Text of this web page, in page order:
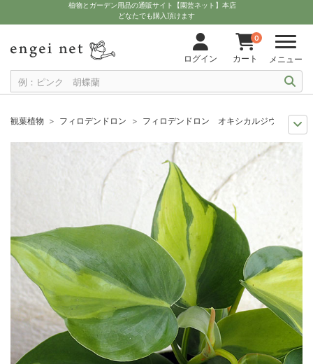
植物とガーデン用品の通販サイト【園芸ネット】本店
どなたでも購入頂けます
ログイン
0
カート メニュー
観葉植物 フィロデンドロン
フィロデンドロン オキシカルジウム ブラ
観葉植物特集
ポットサイズ別 3号～3.5号
フィロデンドロン オキシ
葉の色から フィロデンドロン オキシカルジウム ブラジ